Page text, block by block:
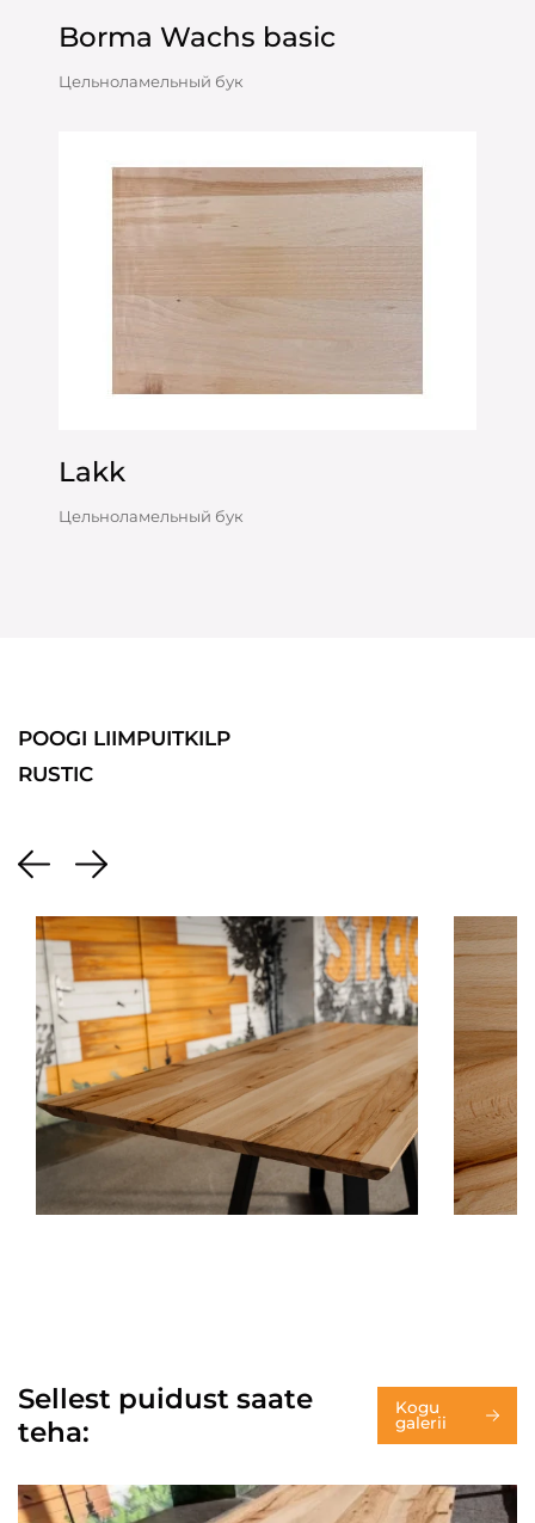
Borma Wachs basic
Цельноламельный бук
Lakk
Цельноламельный бук
POOGI LIIMPUITKILP
RUSTIC
Sellest puidust saate
teha:
Kogu
galerii